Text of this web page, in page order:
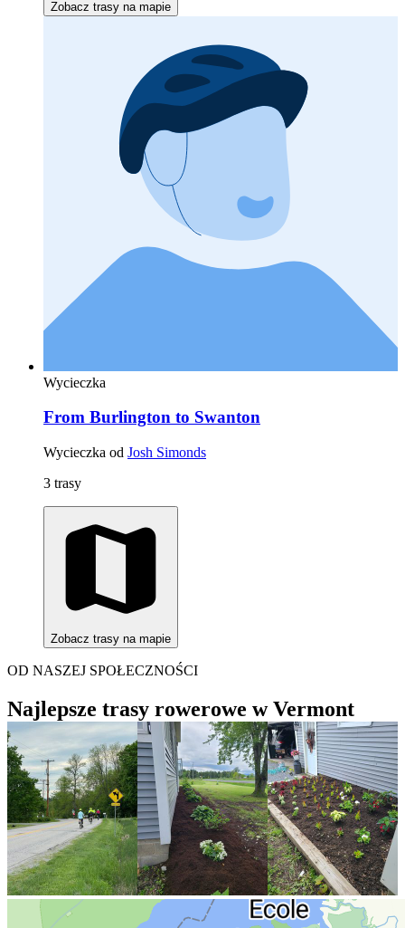
Zobacz trasy na mapie
Wycieczka
From Burlington to Swanton
Wycieczka od Josh Simonds
3 trasy
Zobacz trasy na mapie
OD NASZEJ SPOŁECZNOŚCI
Najlepsze trasy rowerowe w Vermont